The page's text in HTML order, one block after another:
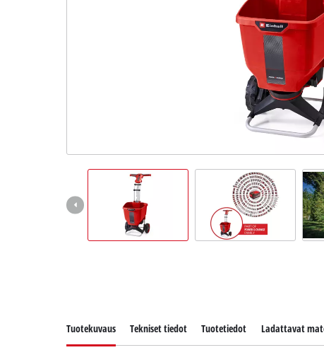
Tuotekuvaus Tekniset tiedot Tuotetiedot Ladattavat